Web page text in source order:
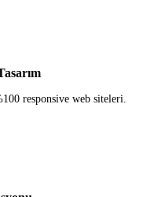
responsive web siteleri.